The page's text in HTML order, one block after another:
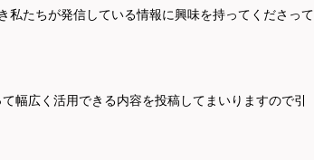
私たちが発信している情報に興味を持ってくださって
幅広く活用できる内容を投稿してまいりますので引